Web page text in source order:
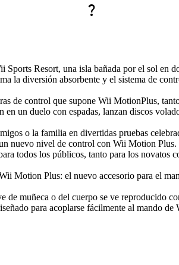
question_mark
Sports Resort, una isla bañada por el sol en
la diversión absorbente y el sistema de
de control que supone Wii MotionPlus,
en un duelo con espadas, lanzan discos
o la familia en divertidas pruebas
un nuevo nivel de control con Wii Motion
todos los públicos, tanto para los novatos
Motion Plus: el nuevo accesorio para el
de muñeca o del cuerpo se ve reproducido
para acoplarse fácilmente al mando de